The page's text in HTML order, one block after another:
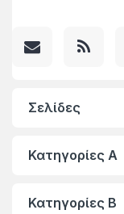
Σελίδες
Κατηγορίες A
Κατηγορίες Β